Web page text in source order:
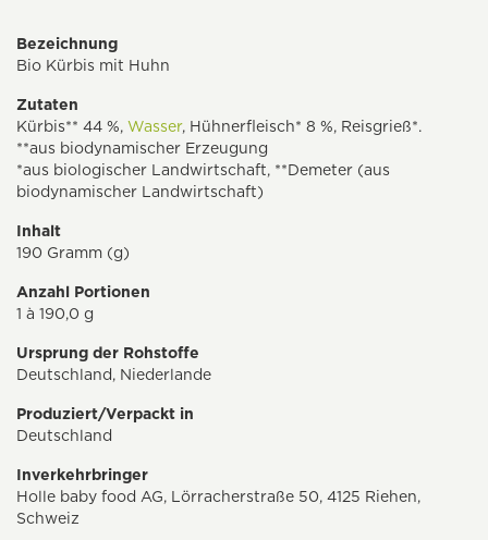
Bezeichnung
Bio Kürbis mit Huhn
Zutaten
Kürbis** 44 %, Wasser, Hühnerfleisch* 8 %, Reisgrieß*.
**aus biodynamischer Erzeugung
*aus biologischer Landwirtschaft, **Demeter (aus
biodynamischer Landwirtschaft)
Inhalt
190 Gramm (g)
Anzahl Portionen
1 à 190,0 g
Ursprung der Rohstoffe
Deutschland, Niederlande
Produziert/Verpackt in
Deutschland
Inverkehrbringer
Holle baby food AG, Lörracherstraße 50, 4125 Riehen,
Schweiz